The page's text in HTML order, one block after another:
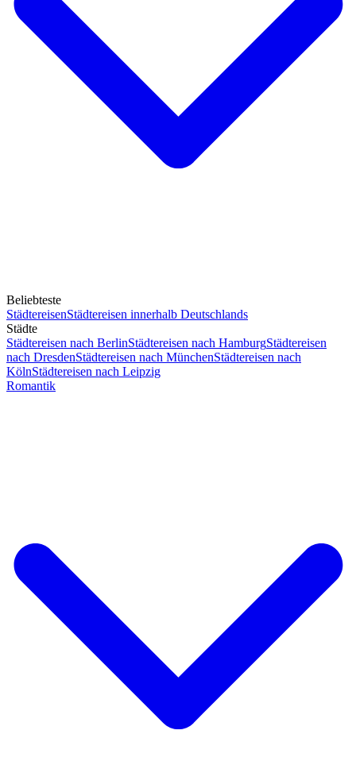
Beliebteste
StädtereisenStädtereisen innerhalb Deutschlands
Städte
Städtereisen nach BerlinStädtereisen nach HamburgStädtereisen
nach DresdenStädtereisen nach MünchenStädtereisen nach
KölnStädtereisen nach Leipzig
Romantik